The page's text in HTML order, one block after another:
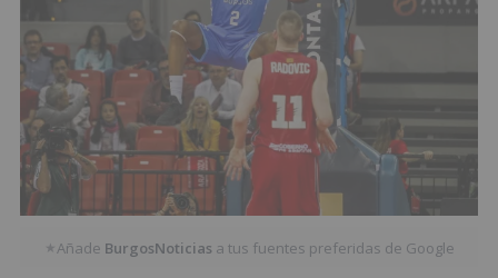
★ Añade BurgosNoticias a tus fuentes preferidas de Google